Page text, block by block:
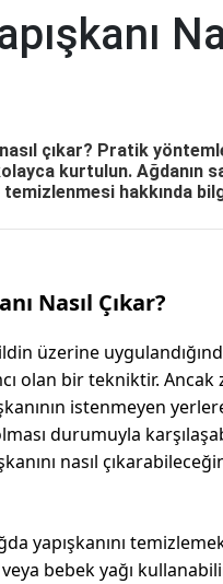
nasıl çıkar? Pratik
kurtulun. Ağdanın
hakkında
Nasıl Çıkar?
üzerine
olan bir tekniktir. Ancak
istenmeyen
durumuyla
nasıl
yapışkanını
bebek yağı